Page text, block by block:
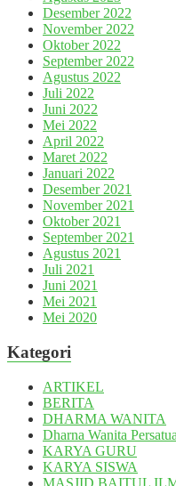
Desember 2022
November 2022
Oktober 2022
September 2022
Agustus 2022
Juli 2022
Juni 2022
Mei 2022
April 2022
Maret 2022
Januari 2022
Desember 2021
November 2021
Oktober 2021
September 2021
Agustus 2021
Juli 2021
Juni 2021
Mei 2021
Mei 2020
Kategori
ARTIKEL
BERITA
DHARMA WANITA
Dharna Wanita
KARYA GURU
KARYA SISWA
MASJID BAITUL